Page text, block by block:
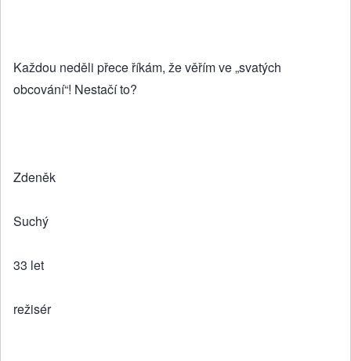
Každou neděli přece říkám, že věřím ve „svatých
obcování“! Nestačí to?
Zdeněk
Suchý
33 let
režisér